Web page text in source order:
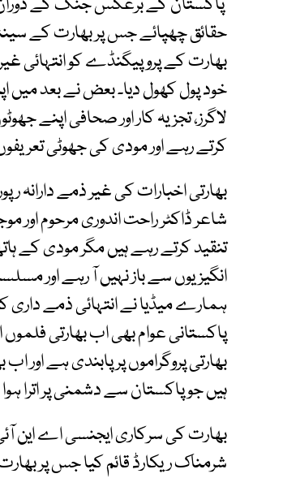
حقائق چھپائے جس پر بھارت کے
بھارت کے پروپیگنڈے کو انتہائی غیر
خود پول کھول دیا۔ بعض نے بعد میں
لاگرز، تجزیہ کار اور صحافی اپنے
کرتے رہے اور مودی کی جھوٹی
بھارتی اخبارات کی غیر ذمے دارانہ
شاعر ڈاکٹر راحت اندوری مرحوم اور
تنقید کرتے رہے ہیں مگر مودی کے
انگیزیوں سے باز نہیں آ رہے اور
ہمارے میڈیا نے انتہائی ذمے داری
پاکستانی عوام بھی اب بھارتی
بھارتی پروگراموں پر پابندی ہے اور
ہیں جو پاکستان سے دشمنی پر اترا
بھارت کی سرکاری ایجنسی اے این
شرمناک ریکارڈ قائم کیا جس پر